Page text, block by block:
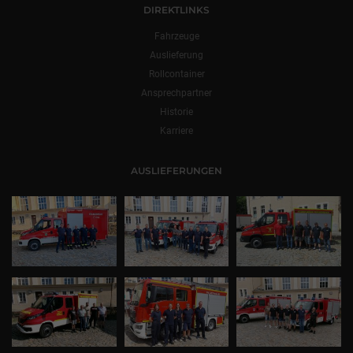
DIREKTLINKS
Fahrzeuge
Auslieferung
Rollcontainer
Ansprechpartner
Historie
Karriere
AUSLIEFERUNGEN